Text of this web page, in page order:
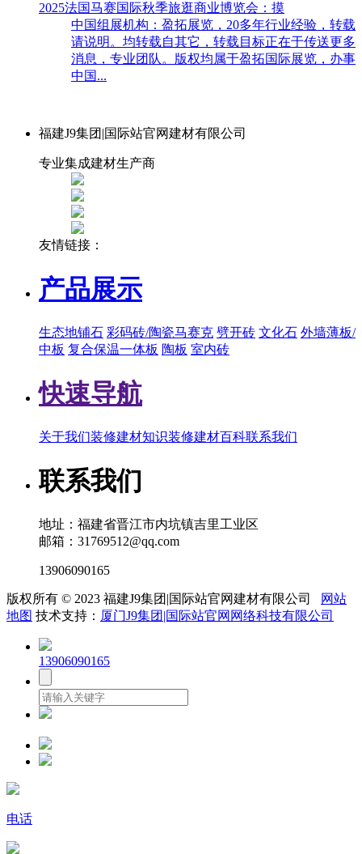
2025法国马赛国际秋季旅逛商业博览会：摸
中国组展机构：盈拓展览，20多年行业经验，转载
请说明。均转载自其它，转载目标正在于传送更多
消息，专业团队。版权均属于盈拓国际展览，办事
中国...
福建J9集团|国际站官网建材有限公司
专业集成建材生产商
友情链接：
产品展示
生态地铺石 彩码砖/陶瓷马赛克 劈开砖 文化石 外墙薄板/
中板 复合保温一体板 陶板 室内砖
快速导航
关于我们装修建材知识装修建材百科联系我们
联系我们
地址：福建省晋江市内坑镇吉里工业区
邮箱：31769512@qq.com
13906090165
版权所有 © 2023 福建J9集团|国际站官网建材有限公司
网站
地图 技术支持： 厦门J9集团|国际站官网网络科技有限公司
13906090165
电话